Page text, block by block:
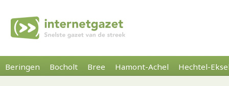
Beringen Bocholt Bree Hamont-Achel Hechtel-